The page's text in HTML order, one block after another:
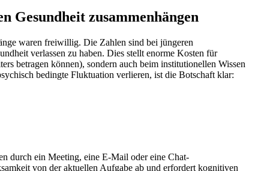
Gesundheit zusammenhängen
waren freiwillig. Die Zahlen sind bei jüngeren
verlassen zu haben. Dies stellt enorme Kosten für
betragen können), sondern auch beim institutionellen Wissen
bedingte Fluktuation verlieren, ist die Botschaft klar:
durch ein Meeting, eine E-Mail oder eine Chat-
von der aktuellen Aufgabe ab und erfordert kognitiven